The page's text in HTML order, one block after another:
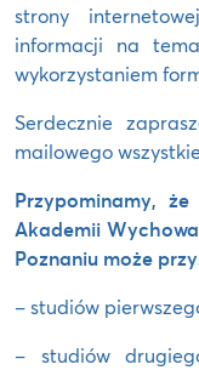
strony
informacji na
wykorzystaniem
Serdecznie
mailowego
Przypominamy,
Akademii
Poznaniu może
– studiów
– studiów